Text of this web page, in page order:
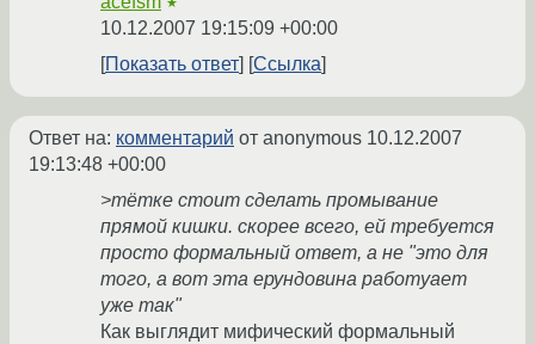
★
10.12.2007 19:15:09 +00:00
Показать ответ
Ссылка
Ответ на: комментарий от anonymous 10.12.2007
19:13:48 +00:00
>тётке стоит сделать промывание
прямой кишки. скорее всего, ей требуется
просто формальный ответ, а не "это для
того, а вот эта ерундовина работуает
уже так"
Как выглядит мифический формальный